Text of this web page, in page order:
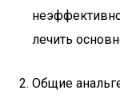
лечить
Общие